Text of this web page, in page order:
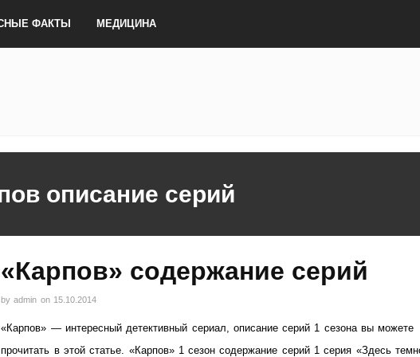
ФАКТЫ МЕДИЦИНА
описание серий
«Карпов» содержание серий
byadmin on 15.10.2014
«Карпов» — интересный детективный сериал, описание серий 1 сезона вы можете
прочитать в этой статье. «Карпов» 1 сезон содержание серий 1 серия «Здесь